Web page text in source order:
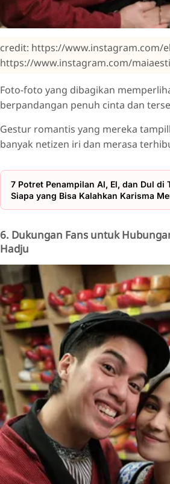
credit: https://www.instagram.com/
https://www.instagram.com/
Foto-foto yang dibagikan
berpandangan penuh cinta dan
Gestur romantis yang mereka
banyak netizen iri dan merasa
7 Potret Penampilan Al, El, dan Dul di
Siapa yang Bisa Kalahkan Karisma
6. Dukungan Fans untuk
Hadju